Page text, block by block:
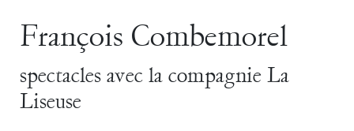
Anne Le Batard
Carlotta Sagna Catherine Rees
Chiara Gallerani Christian Rizzo Claudia Triozzi
Eric Houzelot
François Combemorel
spectacles avec la compagnie La
Liseuse